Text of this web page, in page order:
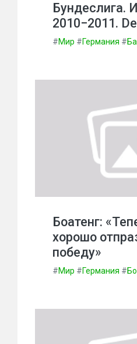
Бундеслига.
2010−2011.
#Мир #Германия #
Боатенг:
хорошо
победу»
#Мир #Германия #